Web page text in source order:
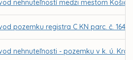
nehnuteľností medzi mestom
pozemku registra C KN parc. č.
nehnuteľnosti - pozemku v k. ú.